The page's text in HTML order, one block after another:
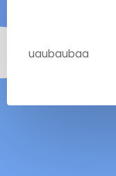
uaubaubaa